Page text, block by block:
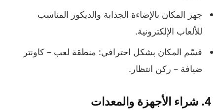
جهز المكان بالإضاءة الجذابة والديكور المناسب
للألعاب الإلكترونية.
قسّم المكان بشكل احترافي: منطقة لعب – كاونتر
ضيافة – ركن انتظار.
4. شراء الأجهزة والمعدات